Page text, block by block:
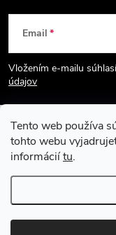
Tento web používa
tohto webu
informáciítu.
Z
á
p
ä
Email
Vložením e-mailu
údajov
Copyright 2026